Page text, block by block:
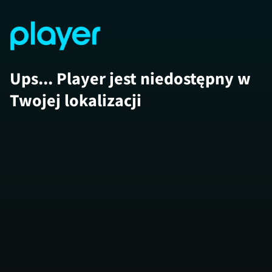
Ups... Player jest niedostępny w
Twojej lokalizacji